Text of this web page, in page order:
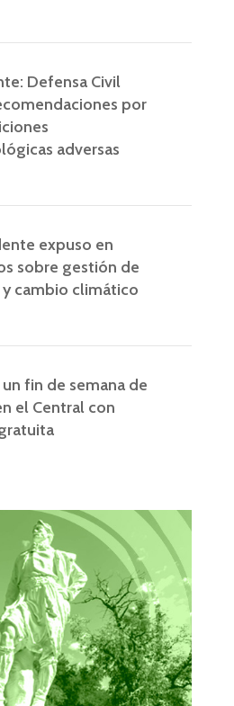
Defensa Civil
por
adversas
expuso en
sobre gestión de
y cambio climático
fin de semana de
el Central con